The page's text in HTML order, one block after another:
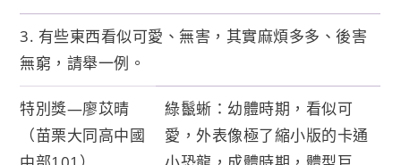
3. 有些東西看似可愛、無害，其實麻煩多多、後害
無窮，請舉一例。
特別獎—廖苡晴
（苗栗大同高中國
綠鬣蜥：幼體時期，看似可
愛，外表像極了縮小版的卡通